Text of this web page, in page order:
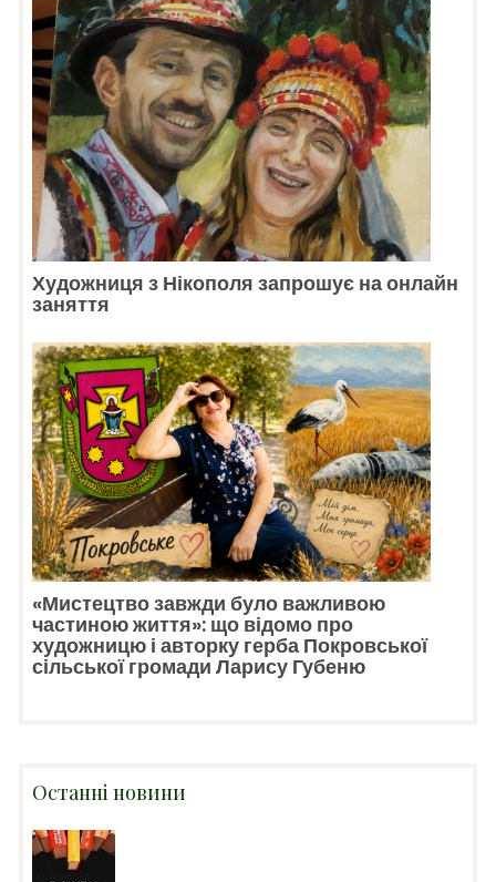
Художниця з Нікополя запрошує на онлайн
заняття
«Мистецтво завжди було важливою
частиною життя»: що відомо про
художницю і авторку герба Покровської
сільської громади Ларису Губеню
Останні новини